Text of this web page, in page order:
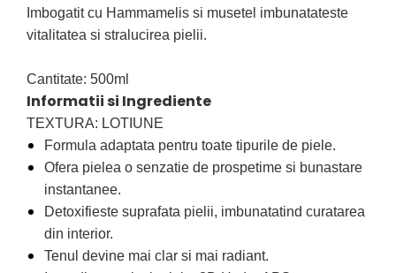
Imbogatit cu Hammamelis si musetel imbunatateste
vitalitatea si stralucirea pielii.
Cantitate: 500ml
Informatii si Ingrediente
TEXTURA: LOTIUNE
Formula adaptata pentru toate tipurile de piele.
Ofera pielea o senzatie de prospetime si bunastare
instantanee.
Detoxifieste suprafata pielii, imbunatatind curatarea
din interior.
Tenul devine mai clar si mai radiant.